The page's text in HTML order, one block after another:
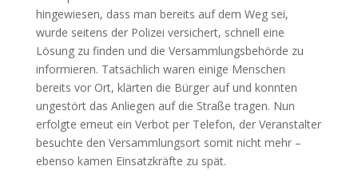
hingewiesen, dass man bereits auf dem Weg sei,
wurde seitens der Polizei versichert, schnell eine
Lösung zu finden und die Versammlungsbehörde zu
informieren. Tatsächlich waren einige Menschen
bereits vor Ort, klärten die Bürger auf und konnten
ungestört das Anliegen auf die Straße tragen. Nun
erfolgte erneut ein Verbot per Telefon, der Veranstalter
besuchte den Versammlungsort somit nicht mehr –
ebenso kamen Einsatzkräfte zu spät.